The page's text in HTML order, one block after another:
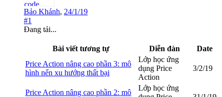
Bảo Khánh, 24/1/19
#1
Đang tải...
Bài viết tương tự Diễn đàn
Date
Price Action nâng cao phần 3: mô
hình nến xu hướng thất bại
Lớp học ứng
dụng Price
Action
3/2/19
Price Action nâng cao phần 2: mô
Lớp học ứng